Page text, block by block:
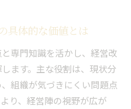
加速する仕組みと実際の
たらす組織変革の成功要
成長意欲を引き出す方法
具体的な価値とは
専門知識を活かし、経営改
ます。主な役割は、現状分
組織が気づきにくい問題点
り、経営陣の視野が広が